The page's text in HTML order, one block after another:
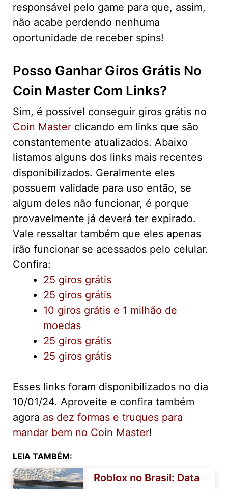
responsável pelo game para que, assim,
não acabe perdendo nenhuma
oportunidade de receber spins!
Posso Ganhar Giros Grátis No
Coin Master Com Links?
Sim, é possível conseguir giros grátis no
Coin Master clicando em links que são
constantemente atualizados. Abaixo
listamos alguns dos links mais recentes
disponibilizados. Geralmente eles
possuem validade para uso então, se
algum deles não funcionar, é porque
provavelmente já deverá ter expirado.
Vale ressaltar também que eles apenas
irão funcionar se acessados pelo celular.
Confira:
25 giros grátis
25 giros grátis
10 giros grátis e 1 milhão de
moedas
25 giros grátis
25 giros grátis
Esses links foram disponibilizados no dia
10/01/24. Aproveite e confira também
agora as dez formas e truques para
mandar bem no Coin Master!
LEIA TAMBÉM:
Roblox no Brasil: Data